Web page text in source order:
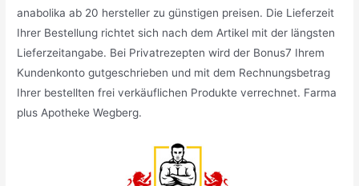
anabolika ab 20 hersteller zu günstigen preisen. Die Lieferzeit
Ihrer Bestellung richtet sich nach dem Artikel mit der längsten
Lieferzeitangabe. Bei Privatrezepten wird der Bonus7 Ihrem
Kundenkonto gutgeschrieben und mit dem Rechnungsbetrag
Ihrer bestellten frei verkäuflichen Produkte verrechnet. Farma
plus Apotheke Wegberg.